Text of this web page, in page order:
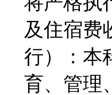
及住宿费
行）：本
育、管理